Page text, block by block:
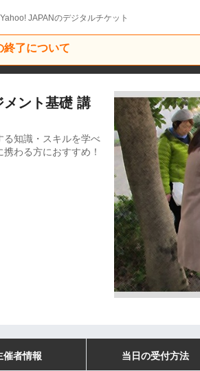
JAPANのデジタルチケット
終了について
ント基礎 講
る知識・スキルを学べ
わる方におすすめ！
催者情報 当日の受付方法